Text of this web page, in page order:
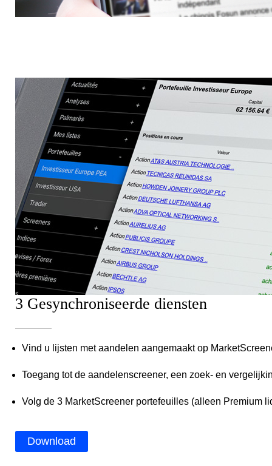
3 Gesynchroniseerde diensten
Vind u lijsten met aandelen aangemaakt op
Toegang tot de aandelenscreener, een zoek- en
Volg de 3 MarketScreener portefeuilles (alleen Premium
Download